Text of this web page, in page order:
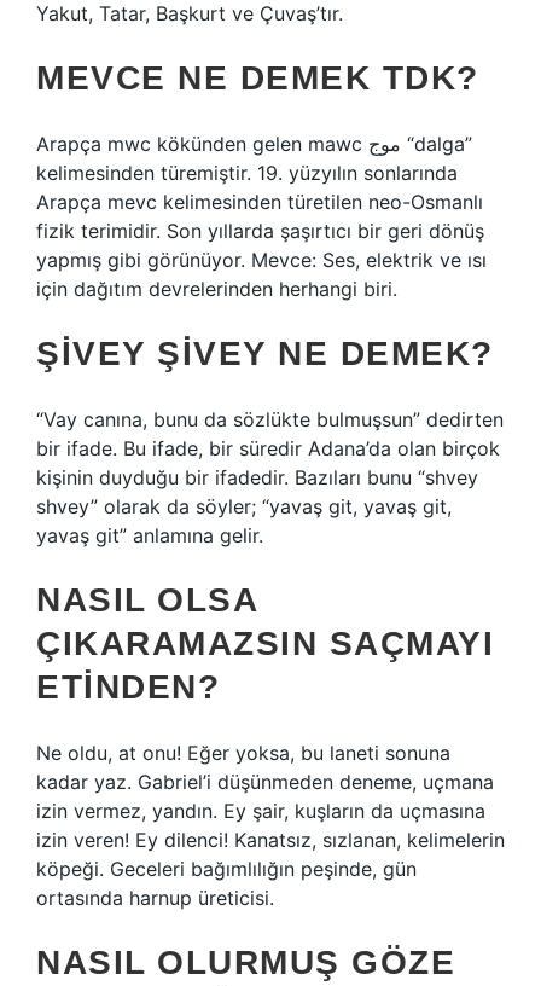
Yakut, Tatar, Başkurt ve Çuvaş’tır.
MEVCE NE DEMEK TDK?
Arapça mwc kökünden gelen mawc موج “dalga”
kelimesinden türemiştir. 19. yüzyılın sonlarında
Arapça mevc kelimesinden türetilen neo-Osmanlı
fizik terimidir. Son yıllarda şaşırtıcı bir geri dönüş
yapmış gibi görünüyor. Mevce: Ses, elektrik ve ısı
için dağıtım devrelerinden herhangi biri.
ŞIVEY ŞIVEY NE DEMEK?
“Vay canına, bunu da sözlükte bulmuşsun” dedirten
bir ifade. Bu ifade, bir süredir Adana’da olan birçok
kişinin duyduğu bir ifadedir. Bazıları bunu “shvey
shvey” olarak da söyler; “yavaş git, yavaş git,
yavaş git” anlamına gelir.
NASIL OLSA
ÇIKARAMAZSIN SAÇMAYI
ETINDEN?
Ne oldu, at onu! Eğer yoksa, bu laneti sonuna
kadar yaz. Gabriel’i düşünmeden deneme, uçmana
izin vermez, yandın. Ey şair, kuşların da uçmasına
izin veren! Ey dilenci! Kanatsız, sızlanan, kelimelerin
köpeği. Geceleri bağımlılığın peşinde, gün
ortasında harnup üreticisi.
NASIL OLURMUŞ GÖZE